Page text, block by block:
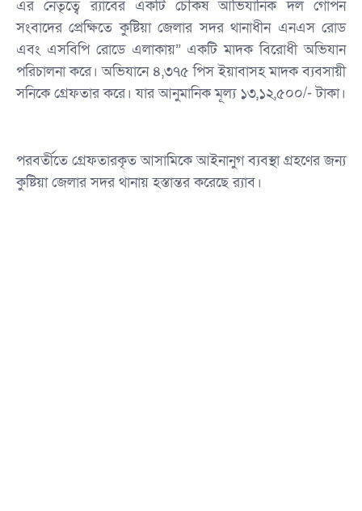
এর নেতৃত্বে র‍্যাবের একটি চৌকষ আভিযানিক দল গোপন
সংবাদের প্রেক্ষিতে কুষ্টিয়া জেলার সদর থানাধীন এনএস রোড
এবং এসবিপি রোডে এলাকায়” একটি মাদক বিরোধী অভিযান
পরিচালনা করে। অভিযানে ৪,৩৭৫ পিস ইয়াবাসহ মাদক ব্যবসায়ী
সনিকে গ্রেফতার করে। যার আনুমানিক মূল্য ১৩,১২,৫০০/- টাকা।
‎পরবর্তীতে গ্রেফতারকৃত আসামিকে আইনানুগ ব্যবস্থা গ্রহণের জন্য
কুষ্টিয়া জেলার সদর থানায় হস্তান্তর করেছে র‍্যাব।